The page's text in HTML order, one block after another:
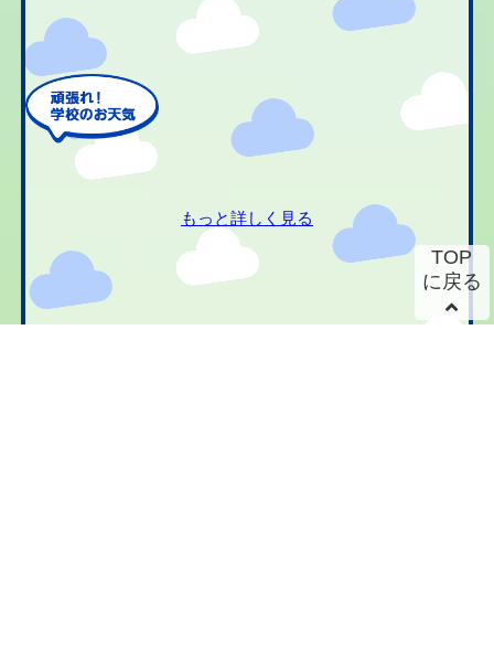
もっと詳しく見る
TOP
に戻る